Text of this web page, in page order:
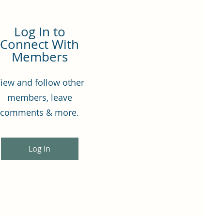
Log In to
Connect With
Members
and follow other
members, leave
comments & more.
Log In